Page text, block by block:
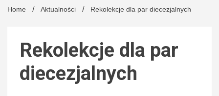
Home Aktualności Rekolekcje dla par diecezjalnych
Rekolekcje dla par
diecezjalnych